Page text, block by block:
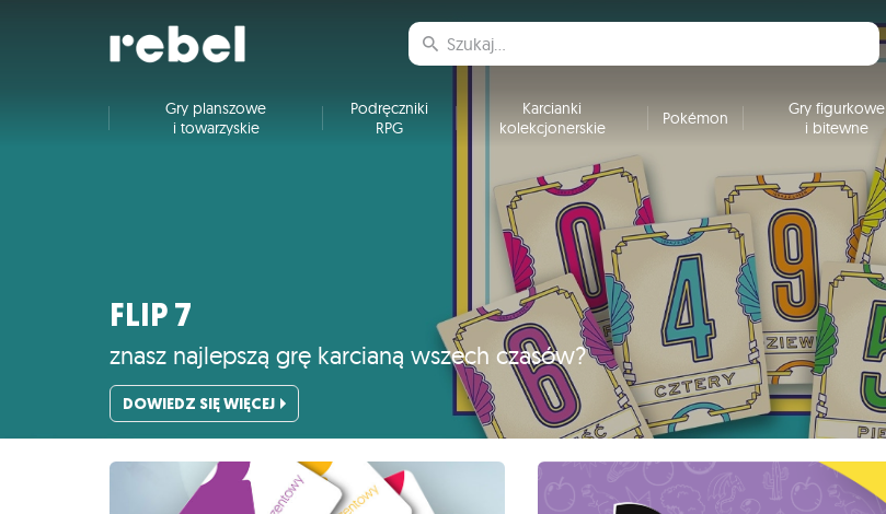
Gry planszowe
i towarzyskie
Podręczniki
RPG
Karcianki
kolekcjonerskie
Pokémon
Gry figurkowe
i bitewne
FLIP 7
znasz najlepszą grę karcianą wszech czasów?
DOWIEDZ SIĘ WIĘCEJ